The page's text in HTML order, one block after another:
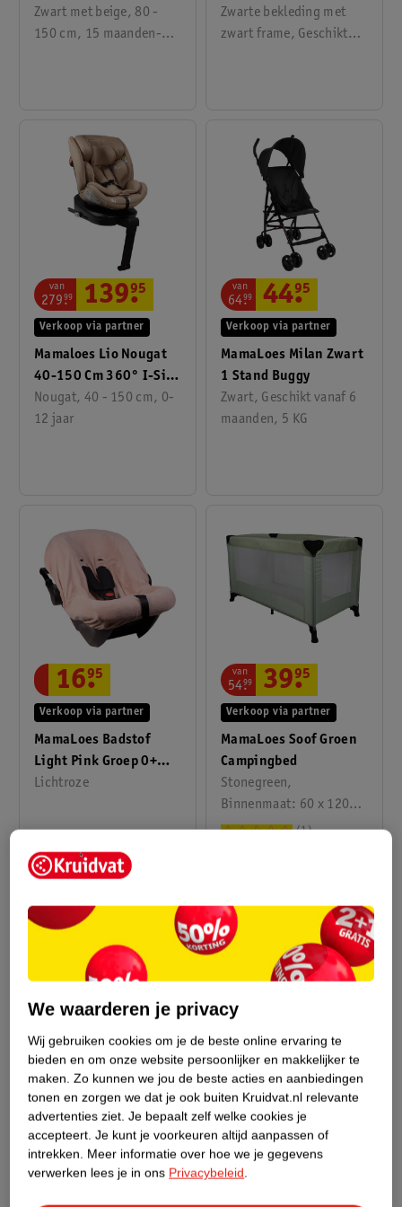
Autostoel
Zwart met beige, 80 -
150 cm, 15 maanden-12
Kinderwagen Incl.
Autostoel
Zwarte bekleding met
zwart frame, Geschikt
Mamaloes Lio Nougat
40-150 Cm 360° I-Size
Autostoel
Nougat, 40 - 150 cm, 0-
12 jaar
Verkoop via partner
van
279.
99 139.
95
MamaLoes Milan Zwart
1 Stand Buggy
Zwart, Geschikt vanaf 6
maanden, 5 KG
Verkoop via partner
van
64.
99 44.
95
MamaLoes Badstof
Light Pink Groep 0+
Autostoelhoes
Lichtroze
Verkoop via partner
16.
95
MamaLoes Soof Groen
Campingbed
Stonegreen,
Binnenmaat: 60 x 120
cm
Verkoop via partner
van
54.
99 39.
95
1
MamaLoes Marly
Zwart/Rose 3-In-1
Verkoop via partner
van
479 .99 249.
99
MamaLoes Marly
Zwart/Antraciet 3-In-
Verkoop via partner
van
429.99 229.
99
We waarderen je privacy
Wij gebruiken cookies om je de beste online ervaring te
bieden en om onze website persoonlijker en makkelijker te
maken. Zo kunnen we jou de beste acties en aanbiedingen
tonen en zorgen we dat je ook buiten Kruidvat.nl relevante
advertenties ziet. Je bepaalt zelf welke cookies je
accepteert. Je kunt je voorkeuren altijd aanpassen of
intrekken. Meer informatie over hoe we je gegevens
verwerken lees je in ons Privacybeleid.